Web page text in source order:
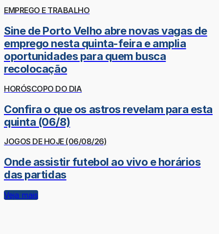
EMPREGO E TRABALHO
Sine de Porto Velho abre novas vagas de
emprego nesta quinta-feira e amplia
oportunidades para quem busca
recolocação
HORÓSCOPO DO DIA
Confira o que os astros revelam para esta
quinta (06/8)
JOGOS DE HOJE (06/08/26)
Onde assistir futebol ao vivo e horários
das partidas
Veja mais